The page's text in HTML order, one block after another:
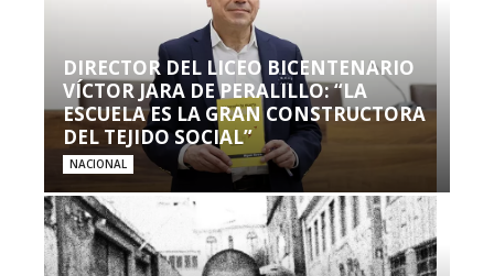
DIRECTOR DEL LICEO BICENTENARIO
VÍCTOR JARA DE PERALILLO: “LA
ESCUELA ES LA GRAN CONSTRUCTORA
DEL TEJIDO SOCIAL”
NACIONAL